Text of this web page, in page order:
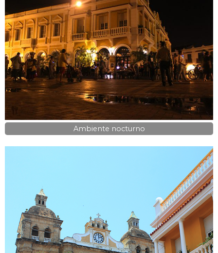
Ambiente nocturno